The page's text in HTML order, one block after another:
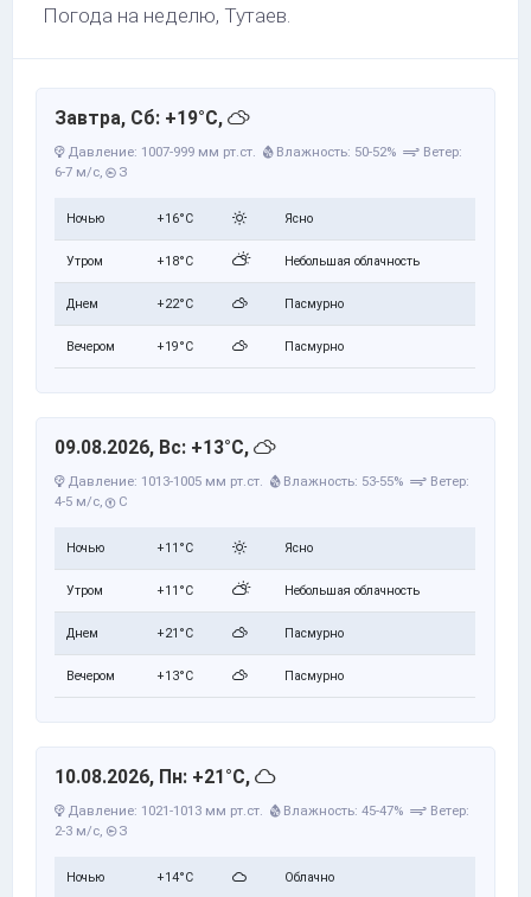
Погода на неделю, Тутаев.
Завтра, Сб: +19°C,
Давление: 1007-999 мм рт.ст. Влажность: 50-52%
Ветер:
6-7 м/с, З
Ночью +16°C Ясно
Утром +18°C Небольшая облачность
Днем +22°C Пасмурно
Вечером +19°C Пасмурно
09.08.2026, Вс: +13°C,
Давление: 1013-1005 мм рт.ст. Влажность: 53-55%
Ветер:
4-5 м/с, С
Ночью +11°C Ясно
Утром +11°C Небольшая облачность
Днем +21°C Пасмурно
Вечером +13°C Пасмурно
10.08.2026, Пн: +21°C,
Давление: 1021-1013 мм рт.ст. Влажность: 45-47%
Ветер:
2-3 м/с,
З
Ночью +14°C Облачно